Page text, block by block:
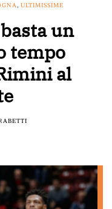
, ULTIMISSIME
un
tempo
al